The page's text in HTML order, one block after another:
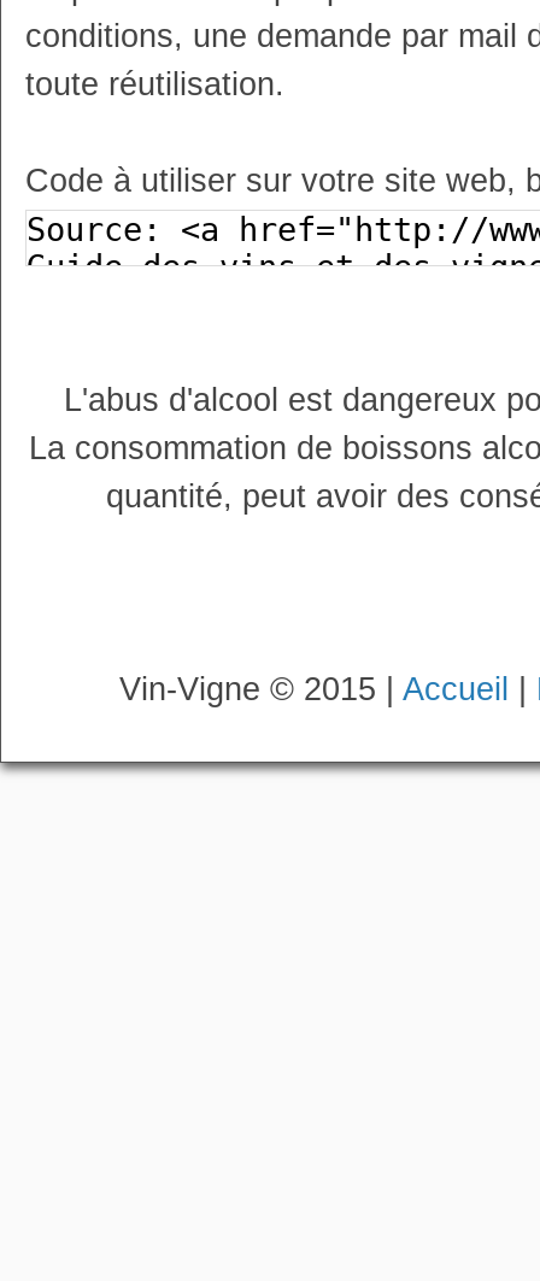
conditions, une demande par mail
toute réutilisation.
Code à utiliser sur votre site web,
L'abus d'alcool est dangereux
La consommation de boissons
quantité, peut avoir des
Vin-Vigne © 2015 | Accueil